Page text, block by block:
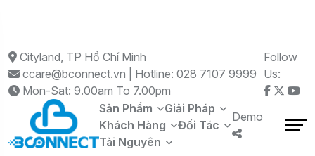
Cityland, TP Hồ Chí Minh
ccare@bconnect.vn | Hotline: 028 7107 9999
Mon-Sat: 9.00am To 7.00pm
Follow
Us:
Sản Phẩm
Giải Pháp
Khách Hàng
Đối Tác
Tài Nguyên
Demo